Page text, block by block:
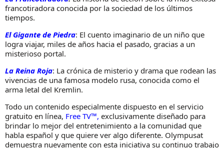
francotiradora conocida por la sociedad de los últimos
tiempos.
El Gigante de Piedra: El cuento imaginario de un niño que
logra viajar, miles de años hacia el pasado, gracias a un
misterioso portal.
La Reina Roja: La crónica de misterio y drama que rodean las
vivencias de una famosa modelo rusa, conocida como el
arma letal del Kremlin.
Todo un contenido especialmente dispuesto en el servicio
gratuito en línea, Free TV™, exclusivamente diseñado para
brindar lo mejor del entretenimiento a la comunidad que
habla español y que quiere ver algo diferente. Olympusat
demuestra nuevamente con esta iniciativa su continuo trabajo